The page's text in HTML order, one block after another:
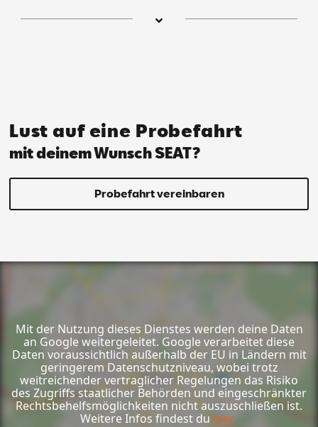
Fried­rich
Ver­kaufs­be­ra­te­rin
Lust auf eine Probefahrt
mit deinem Wunsch SEAT?
Probefahrt vereinbaren
Mit der Nutzung dieses Dienstes werden deine Daten
an Google weitergeleitet. Google verarbeitet diese
Daten voraussichtlich außerhalb der EU in Ländern mit
geringerem Datenschutzniveau, wobei trotz
weitreichender vertraglicher Regelungen das Risiko
des Zugriffs staatlicher Behörden und eingeschränkter
Rechtsbehelfsmöglichkeiten nicht auszuschließen ist.
Weitere Infos findest du hier.